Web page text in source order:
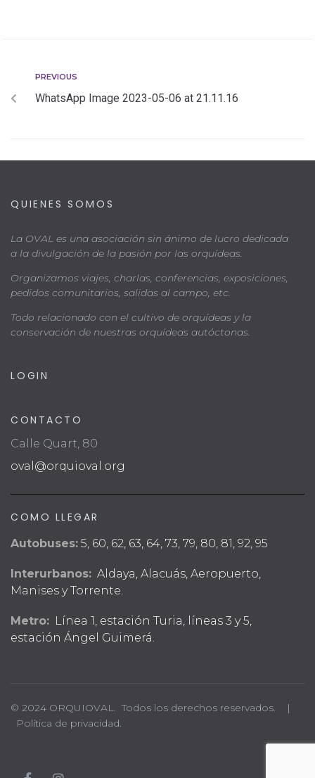
PREVIOUS
WhatsApp Image 2023-05-06 at 21.11.16
QUIENES SOMOS
La OVAL es una asociación sin ánimo de lucro dedicada
a la divulgación de la pasión por las orquídeas.
Organizamos viajes, charlas, conferencias, exposiciones,
pedidos comunitarios, salidas al campo, etc.
Todo relacionado con el cultivo de orquídeas y la
conservación de nuestras orquídeas autóctonas.
LOGIN
CONTACTO
Calle Quart, 80
oval@orquioval.org
COMO LLEGAR
Autobuses: 5, 60, 62, 63, 64, 73, 79, 80, 81, 92, 95
Interurbanos: Aldaya, Alacuás, Aeropuerto,
Manises y Torrente.
Metro: Línea 1, estación Turia, líneas 3 y 5,
estación Ángel Guimerá.
© 2024 ORQUIOVAL. Todos los derechos reservados. |
Política de privacidad.